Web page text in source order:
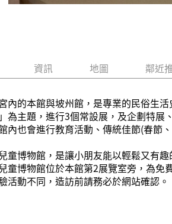
資訊 地圖 鄰近
內的本館與坡州館，是專業的民俗生
為主題，進行3個常設展，及企劃特
內也會進行教育活動、傳統佳節(春節
童博物館，是讓小朋友能以輕鬆又有
童博物館位於本館第2展覽室旁，為
活動不同，造訪前請務必於網站確認。